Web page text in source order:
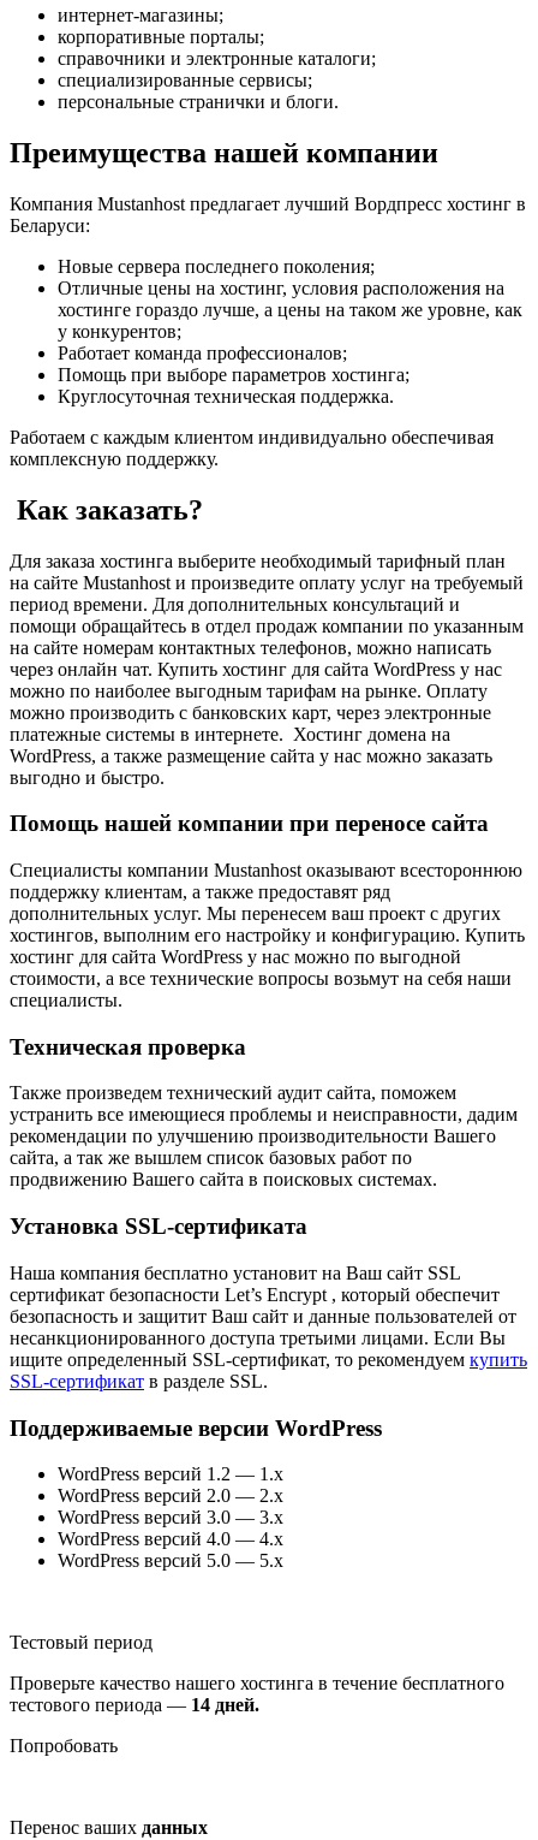
интернет-магазины;
корпоративные порталы;
справочники и электронные каталоги;
специализированные сервисы;
персональные странички и блоги.
Преимущества нашей компании
Компания Mustanhost предлагает лучший Вордпресс хостинг в
Беларуси:
Новые сервера последнего поколения;
Отличные цены на хостинг, условия расположения на
хостинге гораздо лучше, а цены на таком же уровне, как
у конкурентов;
Работает команда профессионалов;
Помощь при выборе параметров хостинга;
Круглосуточная техническая поддержка.
Работаем с каждым клиентом индивидуально обеспечивая
комплексную поддержку.
Как заказать?
Для заказа хостинга выберите необходимый тарифный план
на сайте Mustanhost и произведите оплату услуг на требуемый
период времени. Для дополнительных консультаций и
помощи обращайтесь в отдел продаж компании по указанным
на сайте номерам контактных телефонов, можно написать
через онлайн чат. Купить хостинг для сайта WordPress у нас
можно по наиболее выгодным тарифам на рынке. Оплату
можно производить с банковских карт, через электронные
платежные системы в интернете. Хостинг домена на
WordPress, а также размещение сайта у нас можно заказать
выгодно и быстро.
Помощь нашей компании при переносе сайта
Специалисты компании Mustanhost оказывают всестороннюю
поддержку клиентам, а также предоставят ряд
дополнительных услуг. Мы перенесем ваш проект с других
хостингов, выполним его настройку и конфигурацию. Купить
хостинг для сайта WordPress у нас можно по выгодной
стоимости, а все технические вопросы возьмут на себя наши
специалисты.
Техническая проверка
Также произведем технический аудит сайта, поможем
устранить все имеющиеся проблемы и неисправности, дадим
рекомендации по улучшению производительности Вашего
сайта, а так же вышлем список базовых работ по
продвижению Вашего сайта в поисковых системах.
Установка SSL-сертификата
Наша компания бесплатно установит на Ваш сайт SSL
сертификат безопасности Let’s Encrypt , который обеспечит
безопасность и защитит Ваш сайт и данные пользователей от
несанкционированного доступа третьими лицами. Если Вы
ищите определенный SSL-сертификат, то рекомендуем купить
SSL-сертификат в разделе SSL.
Поддерживаемые версии WordPress
WordPress версий 1.2 — 1.x
WordPress версий 2.0 — 2.x
WordPress версий 3.0 — 3.x
WordPress версий 4.0 — 4.x
WordPress версий 5.0 — 5.x
Тестовый период
Проверьте качество нашего хостинга в течение бесплатного
тестового периода — 14 дней.
Попробовать
Перенос ваших данных